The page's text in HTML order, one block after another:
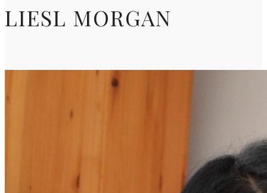
LIESL MORGAN